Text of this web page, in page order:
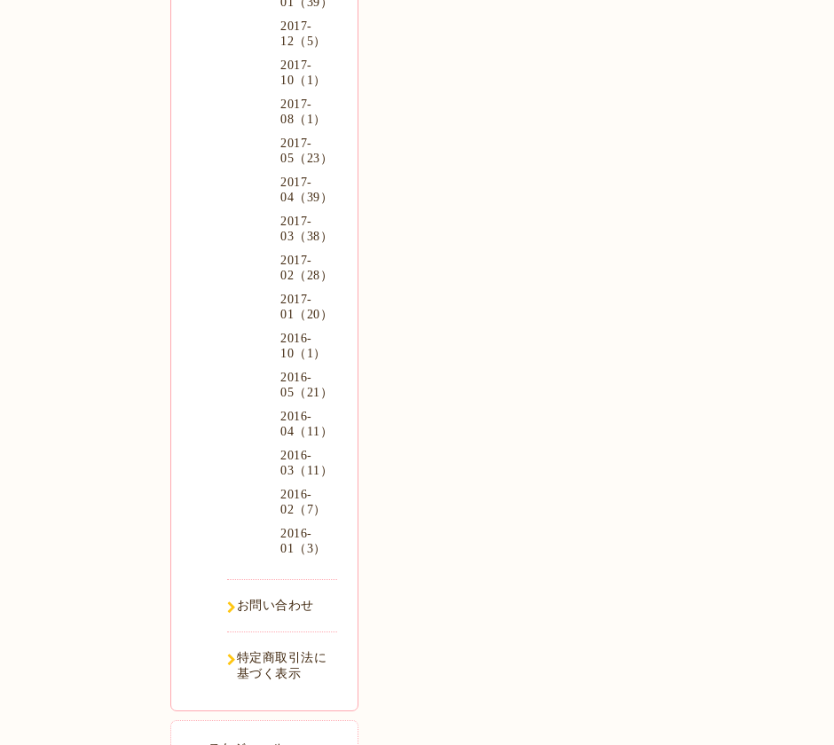
2017-
12（5）
2017-
10（1）
2017-
08（1）
2017-
05（23）
2017-
04（39）
2017-
03（38）
2017-
02（28）
2017-
01（20）
2016-
10（1）
2016-
05（21）
2016-
04（11）
2016-
03（11）
2016-
02（7）
2016-
01（3）
お問い合わせ
特定商取引法に
基づく表示